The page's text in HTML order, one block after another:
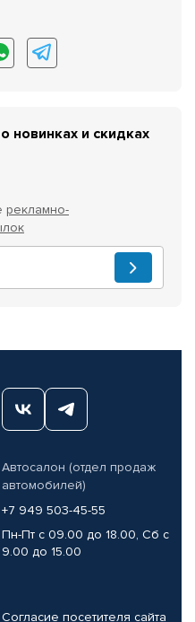
новинках и скидках
рекламно-
Автосалон (отдел продаж
автомобилей)
+7 949 503-45-55
Пн-Пт с 09.00 до 18.00, Сб с
9.00 до 15.00
Согласие посетителя сайта